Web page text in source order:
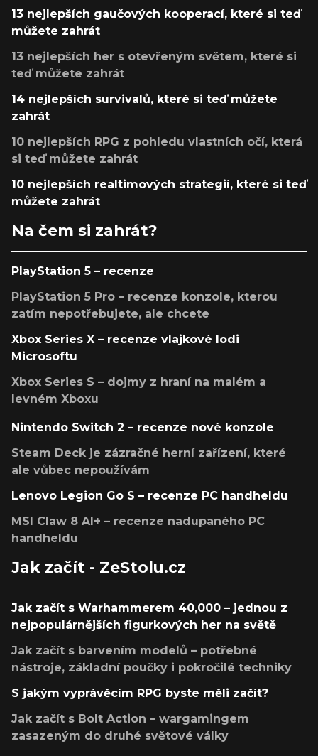
13 nejlepších gaučových kooperací, které si teď
můžete zahrát
13 nejlepších her s otevřeným světem, které si
teď můžete zahrát
14 nejlepších survivalů, které si teď můžete
zahrát
10 nejlepších RPG z pohledu vlastních očí, která
si teď můžete zahrát
10 nejlepších realtimových strategií, které si teď
můžete zahrát
Na čem si zahrát?
PlayStation 5 – recenze
PlayStation 5 Pro – recenze konzole, kterou
zatím nepotřebujete, ale chcete
Xbox Series X – recenze vlajkové lodi
Microsoftu
Xbox Series S – dojmy z hraní na malém a
levném Xboxu
Nintendo Switch 2 – recenze nové konzole
Steam Deck je zázračné herní zařízení, které
ale vůbec nepoužívám
Lenovo Legion Go S – recenze PC handheldu
MSI Claw 8 AI+ – recenze nadupaného PC
handheldu
Jak začít - ZeStolu.cz
Jak začít s Warhammerem 40,000 – jednou z
nejpopulárnějších figurkových her na světě
Jak začít s barvením modelů – potřebné
nástroje, základní poučky i pokročilé techniky
S jakým vyprávěcím RPG byste měli začít?
Jak začít s Bolt Action – wargamingem
zasazeným do druhé světové války